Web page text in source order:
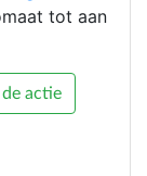
tot aan
de actie